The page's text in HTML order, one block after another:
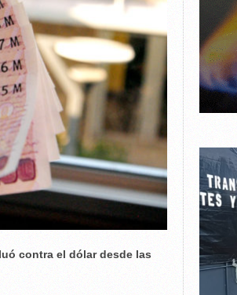
contra el dólar desde las